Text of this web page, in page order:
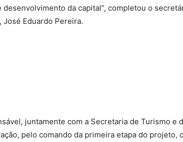
da capital”, completou o
José Eduardo Pereira.
juntamente com a Secretaria de Turismo e
pelo comando da primeira etapa do projeto,